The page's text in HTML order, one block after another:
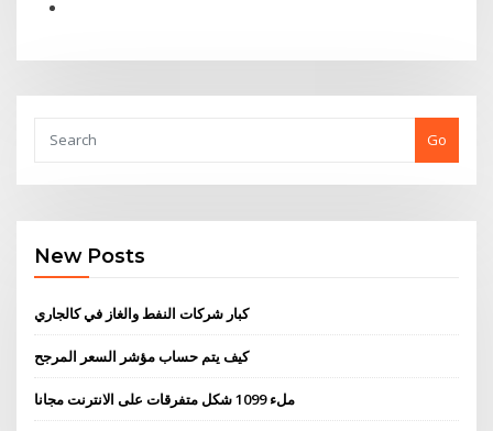
Go
New Posts
كبار شركات النفط والغاز في كالجاري
كيف يتم حساب مؤشر السعر المرجح
ملء 1099 شكل متفرقات على الانترنت مجانا